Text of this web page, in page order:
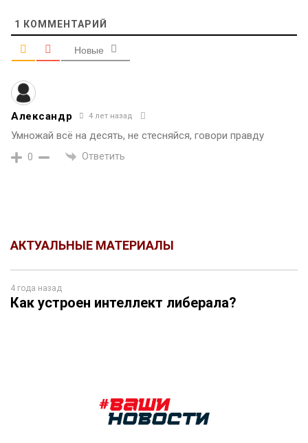
1 КОММЕНТАРИЙ
Новые
Aлександр 4 лет назад
Умножай всё на десять, не стесняйся, говори правду
0 Ответить
АКТУАЛЬНЫЕ МАТЕРИАЛЫ
4 года назад
Как устроен интеллект либерала?